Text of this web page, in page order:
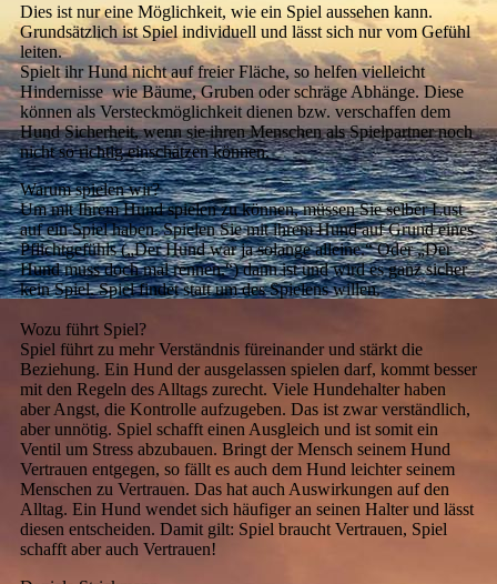
Dies ist nur eine Möglichkeit, wie ein Spiel aussehen kann.
Grundsätzlich ist Spiel individuell und lässt sich nur vom Gefühl
leiten.
Spielt ihr Hund nicht auf freier Fläche, so helfen vielleicht
Hindernisse wie Bäume, Gruben oder schräge Abhänge. Diese
können als Versteckmöglichkeit dienen bzw. verschaffen dem
Hund Sicherheit, wenn sie ihren Menschen als Spielpartner noch
nicht so richtig einschätzen können.
Warum spielen wir?
Um mit Ihrem Hund spielen zu können, müssen Sie selber Lust
auf ein Spiel haben. Spielen Sie mit ihrem Hund auf Grund eines
Pflichtgefühls („Der Hund war ja solange alleine.“ Oder „Der
Hund muss doch mal rennen.“) dann ist und wird es ganz sicher
kein Spiel. Spiel findet statt um des Spielens willen.
Wozu führt Spiel?
Spiel führt zu mehr Verständnis füreinander und stärkt die
Beziehung. Ein Hund der ausgelassen spielen darf, kommt besser
mit den Regeln des Alltags zurecht. Viele Hundehalter haben
aber Angst, die Kontrolle aufzugeben. Das ist zwar verständlich,
aber unnötig. Spiel schafft einen Ausgleich und ist somit ein
Ventil um Stress abzubauen. Bringt der Mensch seinem Hund
Vertrauen entgegen, so fällt es auch dem Hund leichter seinem
Menschen zu Vertrauen. Das hat auch Auswirkungen auf den
Alltag. Ein Hund wendet sich häufiger an seinen Halter und lässt
diesen entscheiden. Damit gilt: Spiel braucht Vertrauen, Spiel
schafft aber auch Vertrauen!